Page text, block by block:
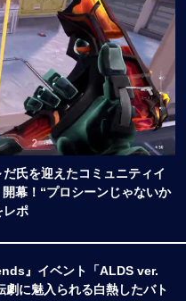
氏を迎えたコミュニティイ
幕！“プロシーンじゃないか
レポ
』イベント「ALDS ver.
劇に魅入られる白熱したバト